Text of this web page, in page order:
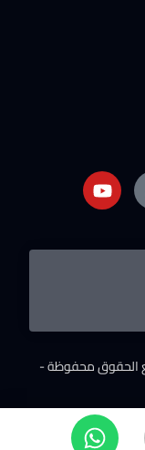
الحقوق محفوظة -